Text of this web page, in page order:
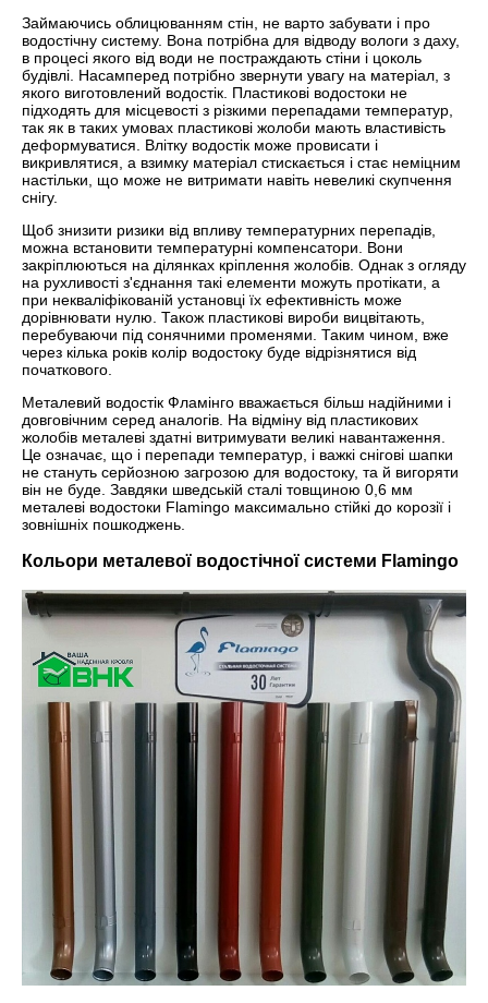
Займаючись облицюванням стін, не варто забувати і про
водостічну систему. Вона потрібна для відводу вологи з даху,
в процесі якого від води не постраждають стіни і цоколь
будівлі. Насамперед потрібно звернути увагу на матеріал, з
якого виготовлений водостік. Пластикові водостоки не
підходять для місцевості з різкими перепадами температур,
так як в таких умовах пластикові жолоби мають властивість
деформуватися. Влітку водостік може провисати і
викривлятися, а взимку матеріал стискається і стає неміцним
настільки, що може не витримати навіть невеликі скупчення
снігу.
Щоб знизити ризики від впливу температурних перепадів,
можна встановити температурні компенсатори. Вони
закріплюються на ділянках кріплення жолобів. Однак з огляду
на рухливості з'єднання такі елементи можуть протікати, а
при некваліфікованій установці їх ефективність може
дорівнювати нулю. Також пластикові вироби вицвітають,
перебуваючи під сонячними променями. Таким чином, вже
через кілька років колір водостоку буде відрізнятися від
початкового.
Металевий водостік Фламінго вважається більш надійними і
довговічним серед аналогів. На відміну від пластикових
жолобів металеві здатні витримувати великі навантаження.
Це означає, що і перепади температур, і важкі снігові шапки
не стануть серйозною загрозою для водостоку, та й вигоряти
він не буде. Завдяки шведській сталі товщиною 0,6 мм
металеві водостоки Flamingo максимально стійкі до корозії і
зовнішніх пошкоджень.
Кольори металевої водостічної системи Flamingo